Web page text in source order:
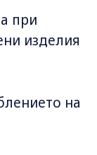
при
изделия
на